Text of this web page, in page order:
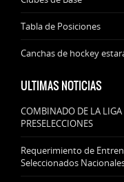
Tabla de Posiciones
Canchas de hockey
ULTIMAS NOTICIAS
COMBINADO DE LA LIGA
PRESELECCIONES
Requerimiento de
Seleccionados